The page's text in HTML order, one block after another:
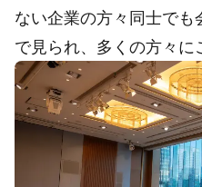
ない企業の方々同士で
で見られ、多くの方々に